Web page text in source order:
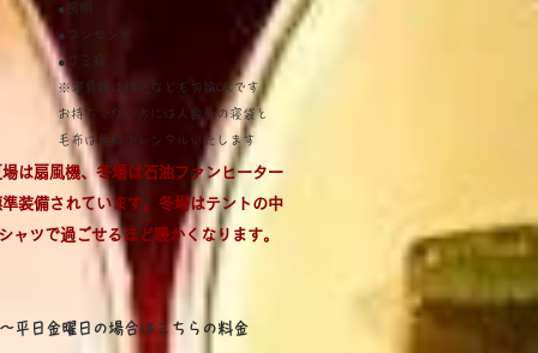
●照明
●コンセント
●ゴミ箱
※寝具類は持込なども勿論OKです
お持ちでない方には人数分の寝袋と
毛布は無料でレンタルいたします
は扇風機、冬場は石油ファンヒーター
装備されています。冬場はテントの中
ャツで過ごせるほど暖かくなります。
平日金曜日の場合はこちらの料金